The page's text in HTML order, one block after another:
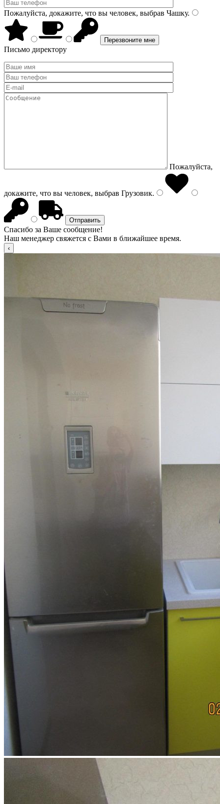
Пожалуйста, докажите, что вы человек, выбрав Чашку.
Письмо директору
Пожалуйста,
докажите, что вы человек, выбрав Грузовик.
Спасибо за Ваше сообщение!
Наш менеджер свяжется с Вами в ближайшее время.